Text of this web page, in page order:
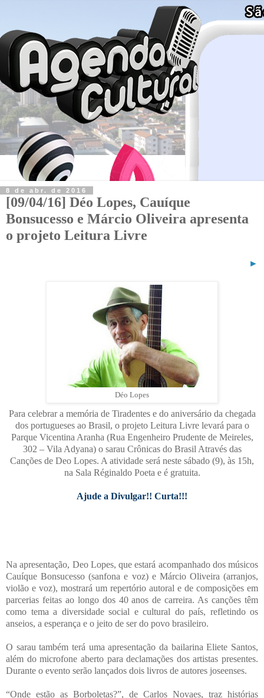
8 de abr. de 2016
[09/04/16] Déo Lopes, Cauíque
Bonsucesso e Márcio Oliveira apresenta
o projeto Leitura Livre
►
Déo Lopes
Para celebrar a memória de Tiradentes e do aniversário da chegada
dos portugueses ao Brasil, o projeto Leitura Livre levará para o
Parque Vicentina Aranha (Rua Engenheiro Prudente de Meireles,
302 – Vila Adyana) o sarau Crônicas do Brasil Através das
Canções de Deo Lopes. A atividade será neste sábado (9), às 15h,
na Sala Réginaldo Poeta e é gratuita.
Ajude a Divulgar!! Curta!!!
Na apresentação, Deo Lopes, que estará acompanhado dos músicos
Cauíque Bonsucesso (sanfona e voz) e Márcio Oliveira (arranjos,
violão e voz), mostrará um repertório autoral e de composições em
parcerias feitas ao longo dos 40 anos de carreira. As canções têm
como tema a diversidade social e cultural do país, refletindo os
anseios, a esperança e o jeito de ser do povo brasileiro.
O sarau também terá uma apresentação da bailarina Eliete Santos,
além do microfone aberto para declamações dos artistas presentes.
Durante o evento serão lançados dois livros de autores joseenses.
“Onde estão as Borboletas?”, de Carlos Novaes, traz histórias